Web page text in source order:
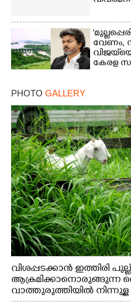
വേണം,
കേരള
PHOTO GALLERY
വിശപ്പടക്കാൻ ഇത്തിരി
ആക്രമിക്കാനൊരുങ്ങുന്ന
വാത്തുരുത്തിയിൽ നിന്നുള്ള